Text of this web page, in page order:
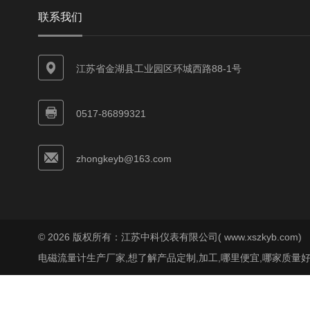
联系我们
江苏省金湖县工业园区环城西路88-1号
0517-86899321
zhongkeyb@163.com
© 2026 版权所有：江苏中科仪表有限公司( www.xszkyb.com)
电磁流量计生产厂家,想了解产品定制,加工,哪里便宜,哪家质量